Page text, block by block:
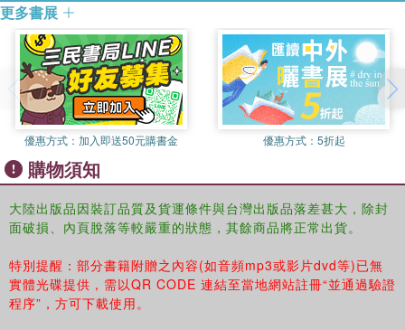
更多書展
優惠方式： 加入即送50元購書金 優惠方式： 5折起
購物須知
大陸出版品因裝訂品質及貨運條件與台灣出版品落差甚大，除封
面破損、內頁脫落等較嚴重的狀態，其餘商品將正常出貨。
特別提醒：部分書籍附贈之內容(如音頻mp3或影片dvd等)已無
實體光碟提供，需以QR CODE 連結至當地網站註冊“並通過驗證
程序”，方可下載使用。